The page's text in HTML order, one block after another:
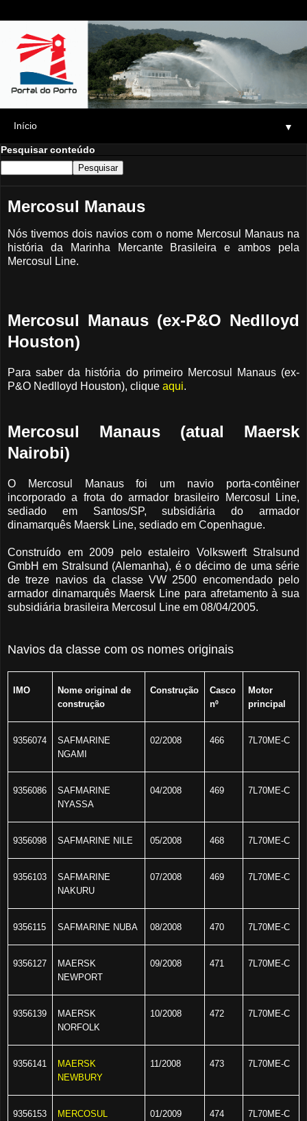
▼
Pesquisar conteúdo
Mercosul Manaus
Nós tivemos dois navios com o nome Mercosul Manaus na
história da Marinha Mercante Brasileira e ambos pela
Mercosul Line.
Mercosul Manaus (ex-P&O Nedlloyd
Houston)
Para saber da história do primeiro Mercosul Manaus (ex-
P&O Nedlloyd Houston), clique aqui.
Mercosul Manaus (atual Maersk
Nairobi)
O Mercosul Manaus foi um navio porta-contêiner
incorporado a frota do armador brasileiro Mercosul Line,
sediado em Santos/SP, subsidiária do armador
dinamarquês Maersk Line, sediado em Copenhague.
Construído em 2009 pelo estaleiro Volkswerft Stralsund
GmbH em Stralsund (Alemanha), é o décimo de uma série
de treze navios da classe VW 2500 encomendado pelo
armador dinamarquês Maersk Line para afretamento à sua
subsidiária brasileira Mercosul Line em 08/04/2005.
Navios da classe com os nomes originais
IMO
Nome original de
construção
Construção
Casco
nº
Motor
principal
9356074
SAFMARINE
NGAMI
02/2008 466 7L70ME-C
9356086
SAFMARINE
NYASSA
04/2008 469 7L70ME-C
9356098 SAFMARINE NILE 05/2008 468 7L70ME-C
9356103
SAFMARINE
NAKURU
07/2008 469 7L70ME-C
9356115 SAFMARINE NUBA 08/2008 470 7L70ME-C
9356127
MAERSK
NEWPORT
09/2008 471 7L70ME-C
9356139
MAERSK
NORFOLK
10/2008 472 7L70ME-C
9356141
MAERSK
NEWBURY
11/2008 473 7L70ME-C
9356153
MERCOSUL
01/2009 474 7L70ME-C